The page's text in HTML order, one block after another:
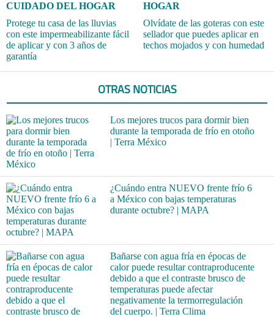
CUIDADO DEL HOGAR
Protege tu casa de las lluvias
con este impermeabilizante fácil
de aplicar y con 3 años de
garantía
HOGAR
Olvídate de las goteras con este
sellador que puedes aplicar en
techos mojados y con humedad
OTRAS NOTICIAS
Los mejores trucos para dormir bien
durante la temporada de frío en otoño
| Terra México
¿Cuándo entra NUEVO frente frío 6
a México con bajas temperaturas
durante octubre? | MAPA
Bañarse con agua fría en épocas de
calor puede resultar contraproducente
debido a que el contraste brusco de
temperaturas puede afectar
negativamente la termorregulación
del cuerpo. | Terra Clima